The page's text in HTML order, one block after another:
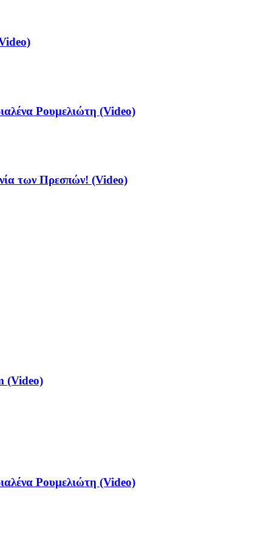
Ρουμελιώτη (Video)
των Πρεσπών! (Video)
(Video)
Ρουμελιώτη (Video)